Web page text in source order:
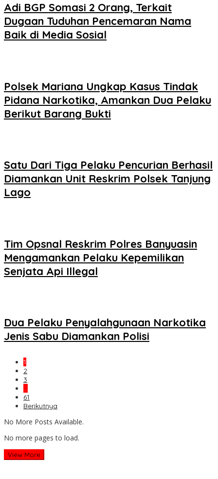
Adi BGP Somasi 2 Orang, Terkait
Dugaan Tuduhan Pencemaran Nama
Baik di Media Sosial
Polsek Mariana Ungkap Kasus Tindak
Pidana Narkotika, Amankan Dua Pelaku
Berikut Barang Bukti
Satu Dari Tiga Pelaku Pencurian Berhasil
Diamankan Unit Reskrim Polsek Tanjung
Lago
Tim Opsnal Reskrim Polres Banyuasin
Mengamankan Pelaku Kepemilikan
Senjata Api Illegal
Dua Pelaku Penyalahgunaan Narkotika
Jenis Sabu Diamankan Polisi
1
2
3
…
61
Berikutnya
No More Posts Available.
No more pages to load.
View More